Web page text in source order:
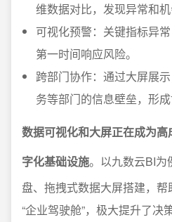
维数据对比，发现异常和机
可视化预警：关键指标异
第一时间响应风险。
跨部门协作：通过大屏展
务等部门的信息壁垒，形成
数据可视化和大屏正在成为
字化基础设施。以九数云BI为
盘、拖拽式数据大屏搭建，
“企业驾驶舱”，极大提升了决